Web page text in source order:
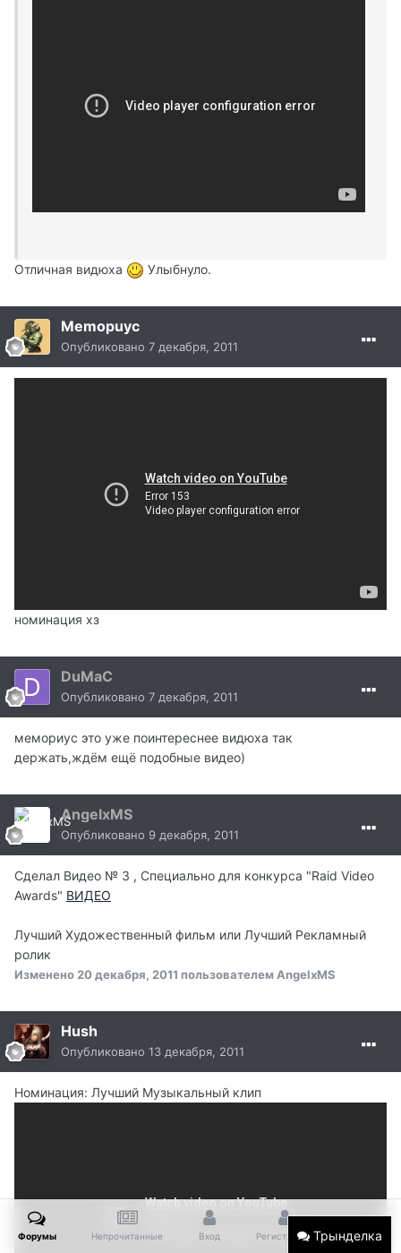
Отличная видюха Улыбнуло.
Memopuyc
Опубликовано 7 декабря, 2011
номинация хз
DuMaC
Опубликовано 7 декабря, 2011
мемориус это уже поинтереснее видюха так
держать,ждём ещё подобные видео)
AngelxMS
Опубликовано 9 декабря, 2011
Сделал Видео № 3 , Специально для конкурса "Raid Video
Awards" ВИДЕО
Лучший Художественный фильм или Лучший Рекламный
ролик
Изменено 20 декабря, 2011 пользователем AngelxMS
Hush
Опубликовано 13 декабря, 2011
Номинация: Лучший Музыкальный клип
Трынделка
Форумы Непрочитанные Вход Регистрация Больше